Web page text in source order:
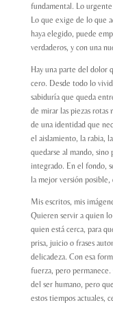
fundamental. Lo
Lo que exige de lo que
haya elegido, puede
verdaderos, y con una
Hay una parte del dolor
cero. Desde todo lo
sabiduría que queda
de mirar las piezas rotas
de una identidad que
el aislamiento, la rabia,
quedarse al mando, sino
integrado. En el fondo,
la mejor versión
Mis escritos, mis
Quieren servir a quien
quien está cerca, para
prisa, juicio o frases
delicadeza. Con esa
fuerza, pero
del ser humano, pero
estos tiempos actuales,